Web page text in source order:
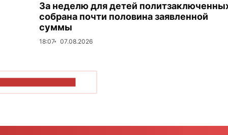
За неделю для детей
собрана почти половина заявленной
суммы
18:07 07.08.2026